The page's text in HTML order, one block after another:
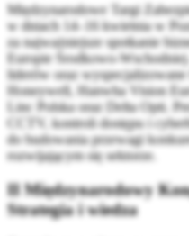
Międzynarodowe Targi
w dniach 14–16 kwietnia w
za najważniejsze spotkanie
Europie Środkowo-
liderów oraz
Honeywell, Hanwha Vision
Linc Polska oraz Delta Opti.
CCTV, kontroli dostępu i
do budowania przewagi
rozwijającym się sektorze.
II Międzynarodowy
Strategia i wiedza